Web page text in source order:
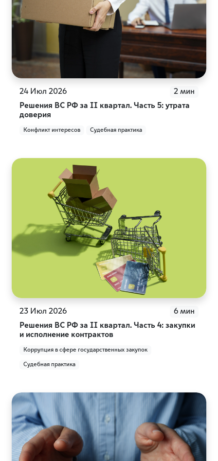
24 Июл 2026
2 мин
Решения ВС РФ за II квартал. Часть 5: утрата
доверия
Конфликт интересов Судебная практика
23 Июл 2026
6 мин
Решения ВС РФ за II квартал. Часть 4: закупки
и исполнение контрактов
Коррупция в сфере государственных закупок
Судебная практика